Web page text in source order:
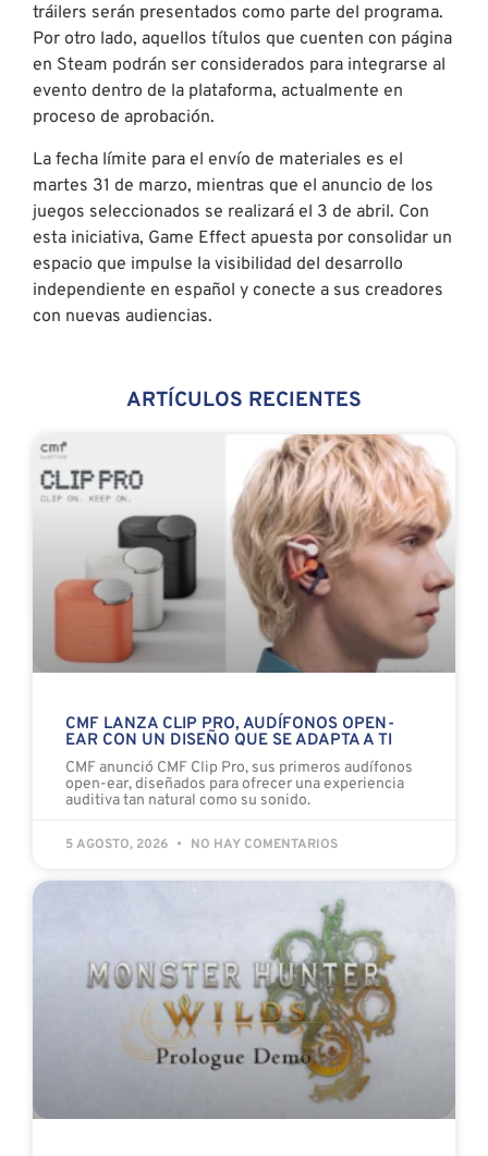
tráilers serán presentados como parte del programa.
Por otro lado, aquellos títulos que cuenten con página
en Steam podrán ser considerados para integrarse al
evento dentro de la plataforma, actualmente en
proceso de aprobación.
La fecha límite para el envío de materiales es el
martes 31 de marzo, mientras que el anuncio de los
juegos seleccionados se realizará el 3 de abril. Con
esta iniciativa, Game Effect apuesta por consolidar un
espacio que impulse la visibilidad del desarrollo
independiente en español y conecte a sus creadores
con nuevas audiencias.
ARTÍCULOS RECIENTES
CMF LANZA CLIP PRO, AUDÍFONOS OPEN-
EAR CON UN DISEÑO QUE SE ADAPTA A TI
CMF anunció CMF Clip Pro, sus primeros audífonos
open-ear, diseñados para ofrecer una experiencia
auditiva tan natural como su sonido.
5 AGOSTO, 2026 NO HAY COMENTARIOS